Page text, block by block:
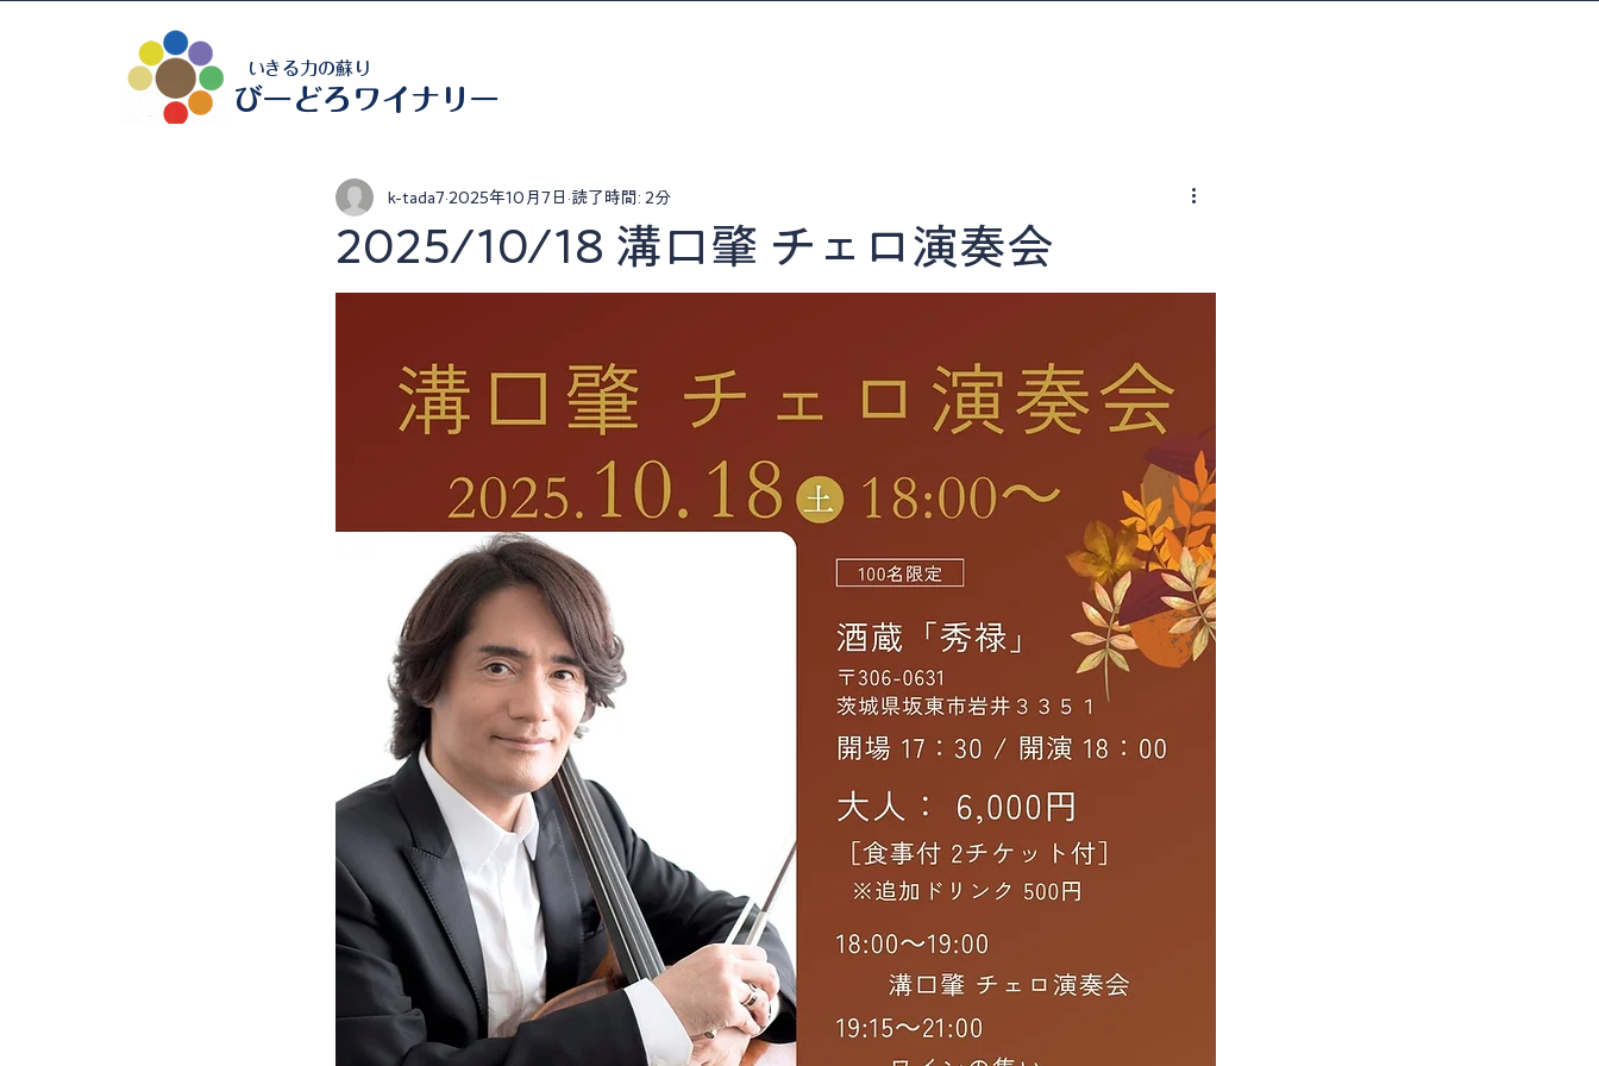
びーどろワイナリー
いきる力の蘇り
2025/10/18 溝口肇 チェロ演奏会
k-tada7 2025年10月7日 読了時間: 2分